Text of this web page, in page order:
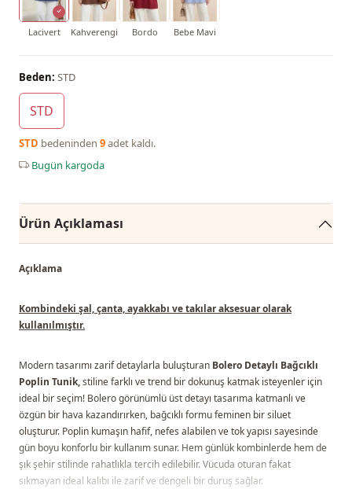
Lacivert Kahverengi Bordo Bebe Mavi
Beden: STD
STD
STD bedeninden 9adet kaldı.
Bugün kargoda
Ürün Açıklaması
Açıklama
Kombindeki şal, çanta, ayakkabı ve takılar aksesuar olarak
kullanılmıştır.
Modern tasarımı zarif detaylarla buluşturan Bolero Detaylı Bağcıklı
Poplin Tunik,stiline farklı ve trend bir dokunuş katmak isteyenler için
ideal bir seçim! Bolero görünümlü üst detayı tasarıma katmanlı ve
özgün bir hava kazandırırken, bağcıklı formu feminen bir siluet
oluşturur. Poplin kumaşın hafif, nefes alabilen ve tok yapısı sayesinde
gün boyu konforlu bir kullanım sunar. Hem günlük kombinlerde hem de
şık şehir stilinde rahatlıkla tercih edilebilir. Vücuda oturan fakat
sıkmayan ideal kalıbı ile zarif ve dengeli bir duruş sağlar.